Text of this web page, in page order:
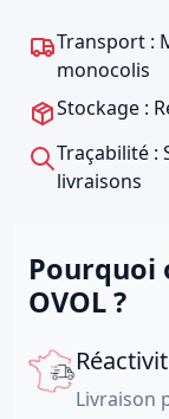
Transport :
monocolis
Stockage :
Traçabilité :
livraisons
Pourquoi
OVOL ?
Livraison